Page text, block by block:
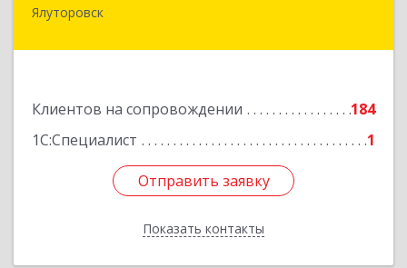
Ялуторовск
Клиентов на сопровождении
184
1С:Специалист
1
Отправить заявку
Показать контакты
627010, Тюменская обл, Ялуторовский р-н,
Отправить заявку
Назад